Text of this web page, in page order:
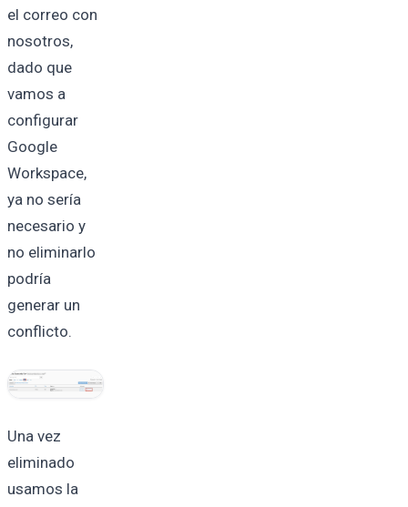
el correo con
nosotros,
dado que
vamos a
configurar
Google
Workspace,
ya no sería
necesario y
no eliminarlo
podría
generar un
conflicto.
Una vez
eliminado
usamos la